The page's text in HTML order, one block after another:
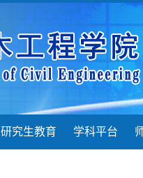
研究生教育 学科平台